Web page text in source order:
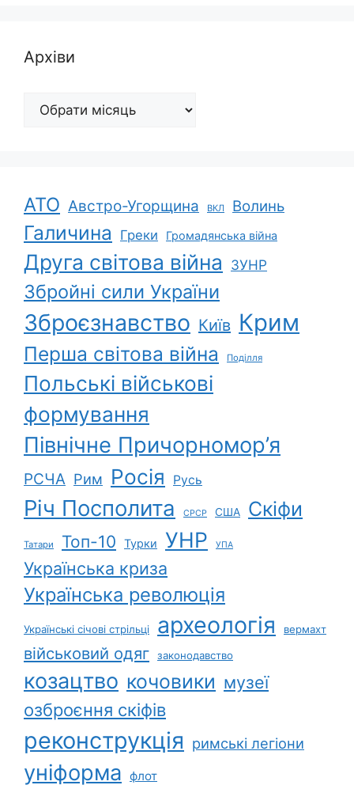
Архіви
Архіви
АТО Австро-Угорщина ВКЛ Волинь
Галичина Греки Громадянська війна
Друга світова війна ЗУНР
Збройні сили України
Зброєзнавство Київ Крим
Перша світова війна Поділля
Польські військові
формування
Північне Причорномор’я
РСЧА Рим Росія Русь
Річ Посполита СРСР США Скіфи
Татари Топ-10 Турки УНР УПА
Українська криза
Українська революція
Українські січові стрільці археологія вермахт
військовий одяг законодавство
козацтво кочовики музеї
озброєння скіфів
реконструкція римські легіони
уніформа флот